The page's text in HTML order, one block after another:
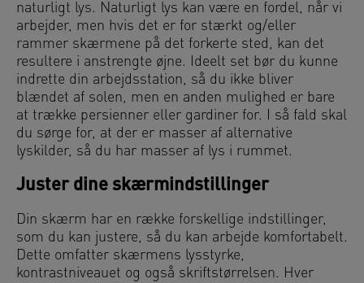
naturligt lys. Naturligt lys kan være en fordel, når vi
arbejder, men hvis det er for stærkt og/eller
rammer skærmene på det forkerte sted, kan det
resultere i anstrengte øjne. Ideelt set bør du kunne
indrette din arbejdsstation, så du ikke bliver
blændet af solen, men en anden mulighed er bare
at trække persienner eller gardiner for. I så fald skal
du sørge for, at der er masser af alternative
lyskilder, så du har masser af lys i rummet.
Juster dine skærmindstillinger
Din skærm har en række forskellige indstillinger,
som du kan justere, så du kan arbejde komfortabelt.
Dette omfatter skærmens lysstyrke,
kontrastniveauet og også skriftstørrelsen. Hver